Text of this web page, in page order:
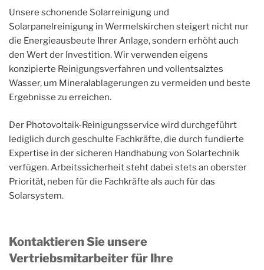
Unsere schonende Solarreinigung und
Solarpanelreinigung in Wermelskirchen steigert nicht nur
die Energieausbeute Ihrer Anlage, sondern erhöht auch
den Wert der Investition. Wir verwenden eigens
konzipierte Reinigungsverfahren und vollentsalztes
Wasser, um Mineralablagerungen zu vermeiden und beste
Ergebnisse zu erreichen.
Der Photovoltaik-Reinigungsservice wird durchgeführt
lediglich durch geschulte Fachkräfte, die durch fundierte
Expertise in der sicheren Handhabung von Solartechnik
verfügen. Arbeitssicherheit steht dabei stets an oberster
Priorität, neben für die Fachkräfte als auch für das
Solarsystem.
Kontaktieren Sie unsere
Vertriebsmitarbeiter für Ihre